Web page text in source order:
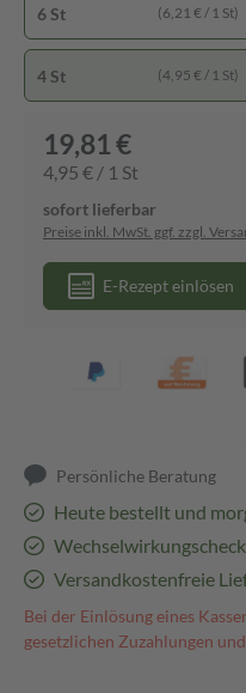
6 St (6,21 € / 1 St)
4 St (4,95 € / 1 St)
19,81 €
4,95 € / 1 St
sofort lieferbar
Preise inkl. MwSt. ggf. zzgl.
E-Rezept einlösen
Persönliche Beratung
Heute bestellt und
Versandkostenfreie
Bei der Einlösung eines
gesetzlichen Zuzahlungen